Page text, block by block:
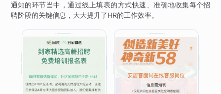
通知的环节当中，通过线上填表的方式快速、准确地收集每个招
聘阶段的关键信息，大大提升了HR的工作效率。